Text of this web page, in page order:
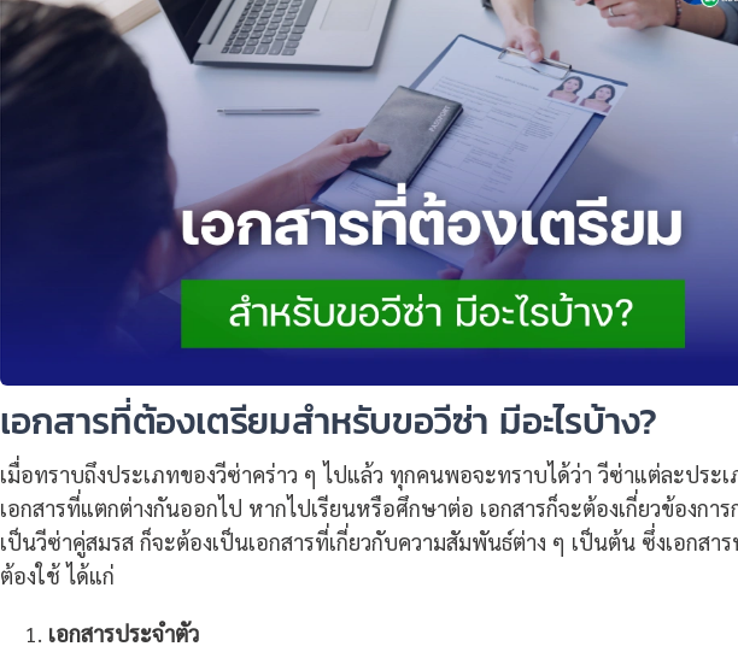
เอกสารที่ต้องเตรียมสำหรับขอวีซ่า มีอะไรบ้าง?
เมื่อทราบถึงประเภทของวีซ่าคร่าว ๆ ไปแล้ว ทุกคนพอจะทราบได้ว่า วีซ่าแต่ละประ
เอกสารที่แตกต่างกันออกไป หากไปเรียนหรือศึกษาต่อ เอกสารก็จะต้องเกี่ยวข้องกา
เป็นวีซ่าคู่สมรส ก็จะต้องเป็นเอกสารที่เกี่ยวกับความสัมพันธ์ต่าง ๆ เป็นต้น ซึ่งเอกสา
ต้องใช้ ได้แก่
เอกสารประจำตัว